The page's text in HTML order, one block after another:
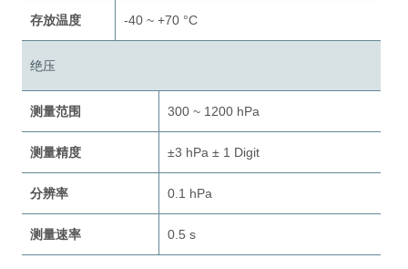
存放温度 -40 ~ +70 °C
绝压
测量范围 300 ~ 1200 hPa
测量精度 ±3 hPa ± 1 Digit
分辨率 0.1 hPa
测量速率 0.5 s